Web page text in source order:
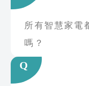
所有智慧家電
嗎？
Q